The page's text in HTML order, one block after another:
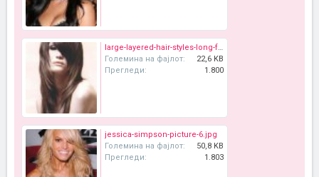
large-layered-hair-styles-long-front-layer.jpg
Големина на фајлот:
22,6 KB
Прегледи:
1.800
jessica-simpson-picture-6.jpg
Големина на фајлот:
50,8 KB
Прегледи:
1.803